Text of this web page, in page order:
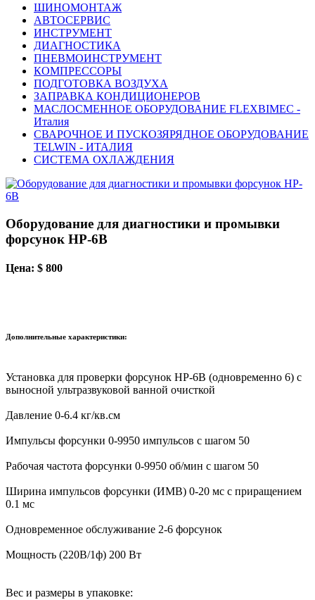
ШИНОМОНТАЖ
АВТОСЕРВИС
ИНСТРУМЕНТ
ДИАГНОСТИКА
ПНЕВМОИНСТРУМЕНТ
КОМПРЕССОРЫ
ПОДГОТОВКА ВОЗДУХА
ЗАПРАВКА КОНДИЦИОНЕРОВ
МАСЛОСМЕННОЕ ОБОРУДОВАНИЕ FLEXBIMEC -
Италия
СВАРОЧНОЕ И ПУСКОЗЯРЯДНОЕ ОБОРУДОВАНИЕ
TELWIN - ИТАЛИЯ
СИСТЕМА ОХЛАЖДЕНИЯ
Оборудование для диагностики и промывки
форсунок HP-6B
Цена: $ 800
Дополнительные характеристики:
Установка для проверки форсунок HP-6В (одновременно 6) с
выносной ультразвуковой ванной очисткой
Давление 0-6.4 кг/кв.см
Импульсы форсунки 0-9950 импульсов с шагом 50
Рабочая частота форсунки 0-9950 об/мин с шагом 50
Ширина импульсов форсунки (ИМВ) 0-20 мс с приращением
0.1 мс
Одновременное обслуживание 2-6 форсунок
Мощность (220В/1ф) 200 Вт
Вес и размеры в упаковке: